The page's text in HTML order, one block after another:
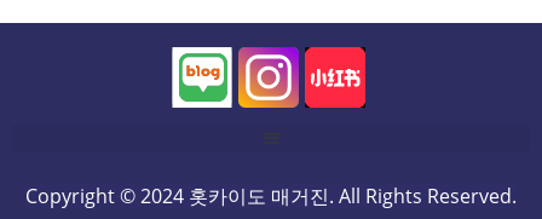
Copyright © 2024 홋카이도 매거진. All Rights Reserved.